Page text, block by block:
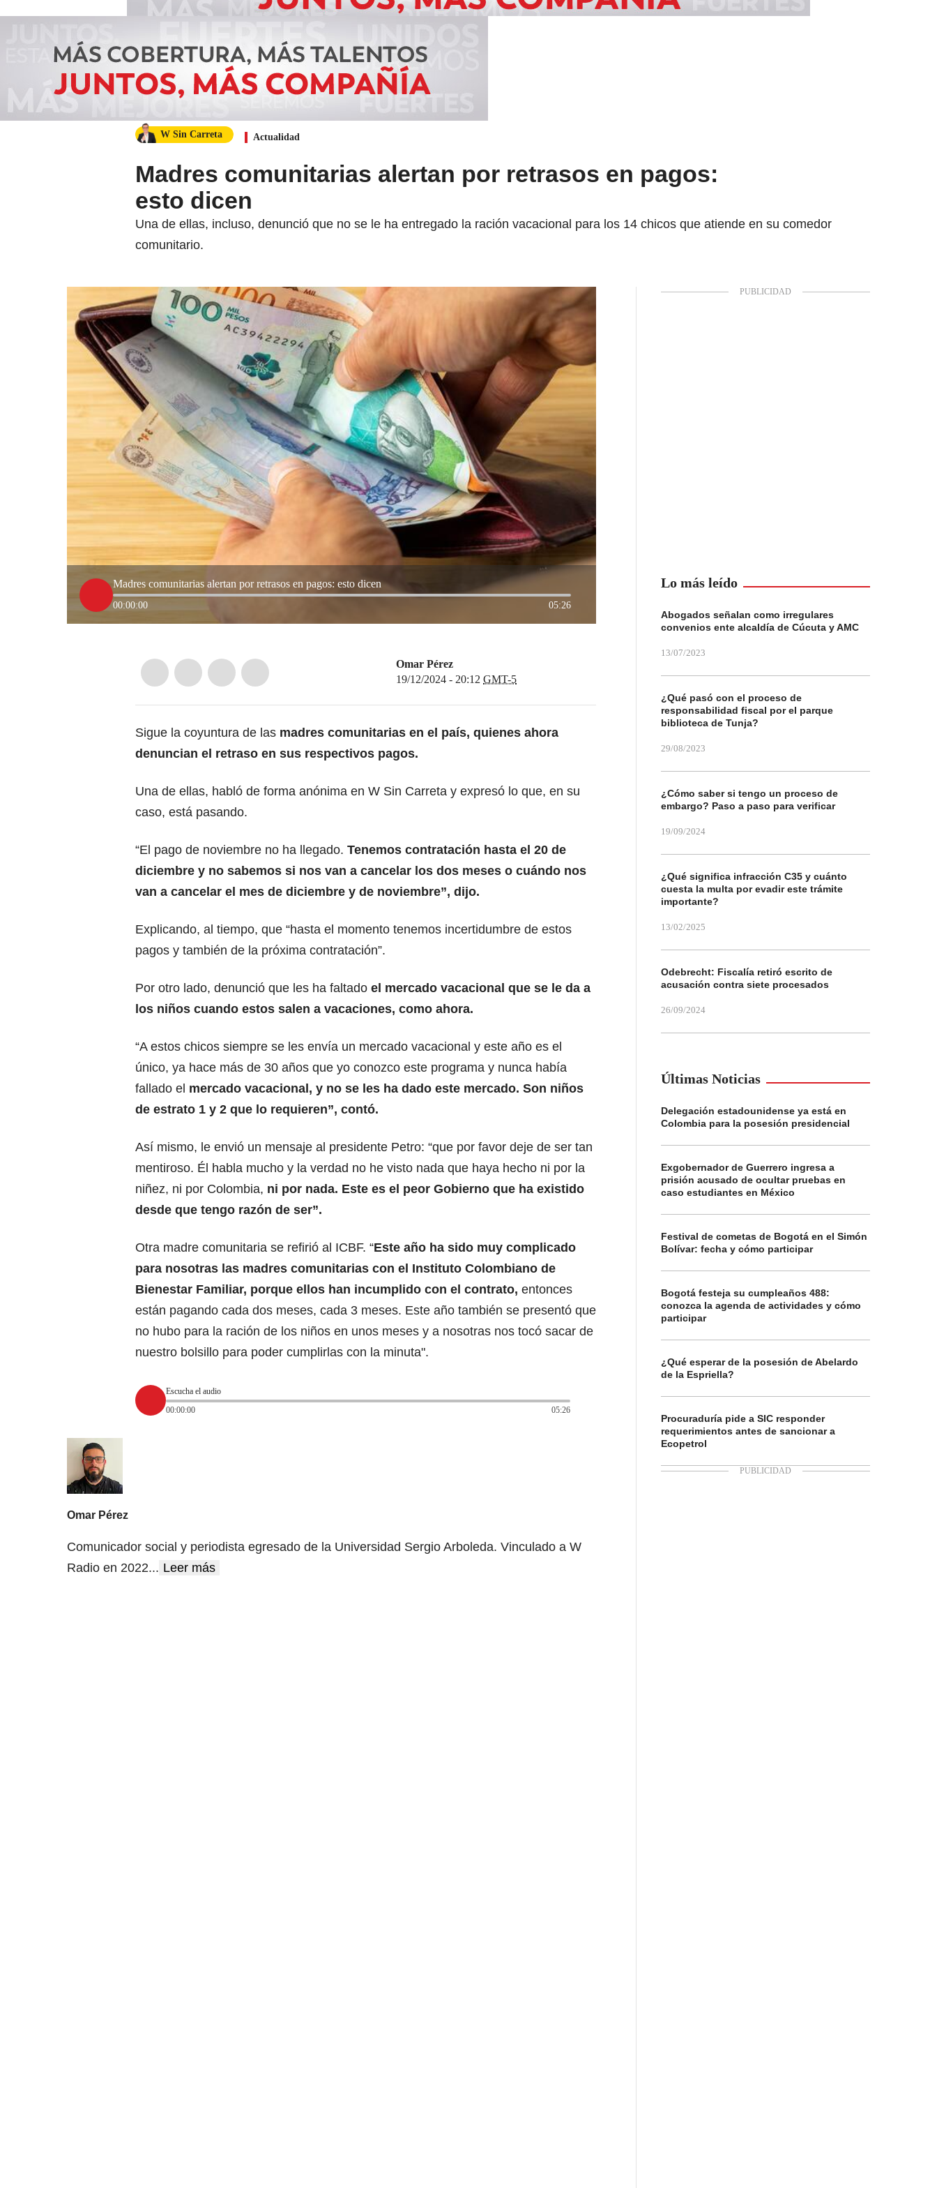
W Sin Carreta Actualidad
Madres comunitarias alertan por retrasos en pagos:
esto dicen
Una de ellas, incluso, denunció que no se le ha entregado la ración vacacional para los 14 chicos que atiende en su comedor
comunitario.
Madres comunitarias alertan por retrasos en pagos: esto dicen
00:00:00 05:26
Omar Pérez
19/12/2024 - 20:12 GMT-5
Sigue la coyuntura de las madres comunitarias en el país, quienes ahora
denuncian el retraso en sus respectivos pagos.
Una de ellas, habló de forma anónima en W Sin Carreta y expresó lo que, en su
caso, está pasando.
“El pago de noviembre no ha llegado. Tenemos contratación hasta el 20 de
diciembre y no sabemos si nos van a cancelar los dos meses o cuándo nos
van a cancelar el mes de diciembre y de noviembre”, dijo.
Explicando, al tiempo, que “hasta el momento tenemos incertidumbre de estos
pagos y también de la próxima contratación”.
Por otro lado, denunció que les ha faltado el mercado vacacional que se le da a
los niños cuando estos salen a vacaciones, como ahora.
“A estos chicos siempre se les envía un mercado vacacional y este año es el
único, ya hace más de 30 años que yo conozco este programa y nunca había
fallado el mercado vacacional, y no se les ha dado este mercado. Son niños
de estrato 1 y 2 que lo requieren”, contó.
Así mismo, le envió un mensaje al presidente Petro: “que por favor deje de ser tan
mentiroso. Él habla mucho y la verdad no he visto nada que haya hecho ni por la
niñez, ni por Colombia, ni por nada. Este es el peor Gobierno que ha existido
desde que tengo razón de ser”.
Otra madre comunitaria se refirió al ICBF. “Este año ha sido muy complicado
para nosotras las madres comunitarias con el Instituto Colombiano de
Bienestar Familiar, porque ellos han incumplido con el contrato, entonces
están pagando cada dos meses, cada 3 meses. Este año también se presentó que
no hubo para la ración de los niños en unos meses y a nosotras nos tocó sacar de
nuestro bolsillo para poder cumplirlas con la minuta".
Escucha el audio
00:00:00
05:26
Omar Pérez
Comunicador social y periodista egresado de la Universidad Sergio Arboleda. Vinculado a W
Radio en 2022... Leer más
Lo más leído
Abogados señalan como irregulares
convenios ente alcaldía de Cúcuta y AMC
13/07/2023
¿Qué pasó con el proceso de
responsabilidad fiscal por el parque
biblioteca de Tunja?
29/08/2023
¿Cómo saber si tengo un proceso de
embargo? Paso a paso para verificar
19/09/2024
¿Qué significa infracción C35 y cuánto
cuesta la multa por evadir este trámite
importante?
13/02/2025
Odebrecht: Fiscalía retiró escrito de
acusación contra siete procesados
26/09/2024
Últimas Noticias
Delegación estadounidense ya está en
Colombia para la posesión presidencial
Exgobernador de Guerrero ingresa a
prisión acusado de ocultar pruebas en
caso estudiantes en México
Festival de cometas de Bogotá en el Simón
Bolívar: fecha y cómo participar
Bogotá festeja su cumpleaños 488:
conozca la agenda de actividades y cómo
participar
¿Qué esperar de la posesión de Abelardo
de la Espriella?
Procuraduría pide a SIC responder
requerimientos antes de sancionar a
Ecopetrol